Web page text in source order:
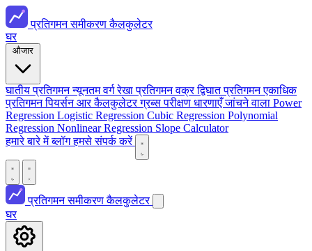
प्रतिगमन समीकरण कैलकुलेटर
घर
घातीय प्रतिगमनन्यूनतम वर्ग रेखाप्रतिगमन वक्रद्विघात प्रतिगमनएकाधिक
प्रतिगमनपियर्सन आर कैलकुलेटरग्रब्स परीक्षण धारणाएँ जांचने वाला Power
Regression Logistic Regression Cubic Regression Polynomial
Regression Nonlinear Regression Slope Calculator
हमारे बारे मेंब्लॉगहमसे संपर्क करें
प्रतिगमन समीकरण कैलकुलेटर
घर